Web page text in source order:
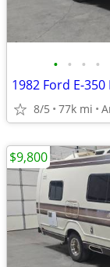
• • • •
1982 Ford E-
8/5 77k mi
$9,800